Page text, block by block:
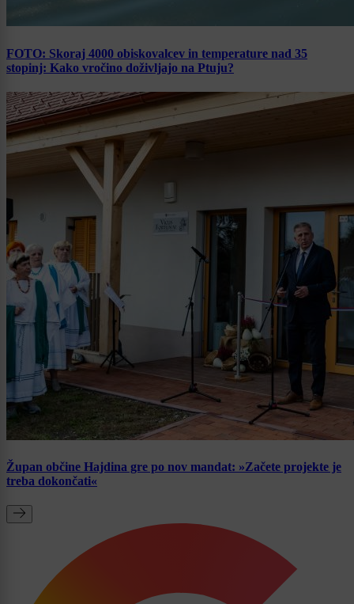
FOTO: Skoraj 4000 obiskovalcev in temperature nad 35
stopinj: Kako vročino doživljajo na Ptuju?
Župan občine Hajdina gre po nov mandat: »Začete projekte je
treba dokončati«